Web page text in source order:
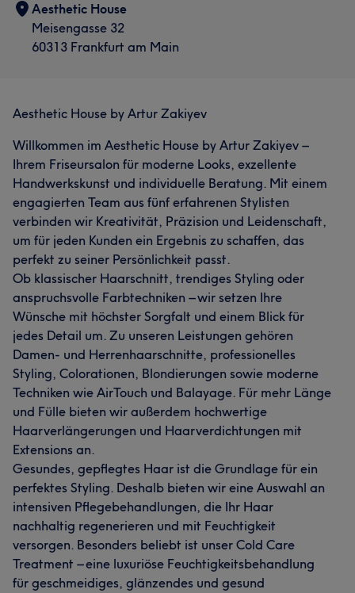
Aesthetic House
Meisengasse 32
60313 Frankfurt am Main
Aesthetic House by Artur Zakiyev
Willkommen im Aesthetic House by Artur Zakiyev –
Ihrem Friseursalon für moderne Looks, exzellente
Handwerkskunst und individuelle Beratung. Mit einem
engagierten Team aus fünf erfahrenen Stylisten
verbinden wir Kreativität, Präzision und Leidenschaft,
um für jeden Kunden ein Ergebnis zu schaffen, das
perfekt zu seiner Persönlichkeit passt.
Ob klassischer Haarschnitt, trendiges Styling oder
anspruchsvolle Farbtechniken – wir setzen Ihre
Wünsche mit höchster Sorgfalt und einem Blick für
jedes Detail um. Zu unseren Leistungen gehören
Damen- und Herrenhaarschnitte, professionelles
Styling, Colorationen, Blondierungen sowie moderne
Techniken wie AirTouch und Balayage. Für mehr Länge
und Fülle bieten wir außerdem hochwertige
Haarverlängerungen und Haarverdichtungen mit
Extensions an.
Gesundes, gepflegtes Haar ist die Grundlage für ein
perfektes Styling. Deshalb bieten wir eine Auswahl an
intensiven Pflegebehandlungen, die Ihr Haar
nachhaltig regenerieren und mit Feuchtigkeit
versorgen. Besonders beliebt ist unser Cold Care
Treatment – eine luxuriöse Feuchtigkeitsbehandlung
für geschmeidiges, glänzendes und gesund